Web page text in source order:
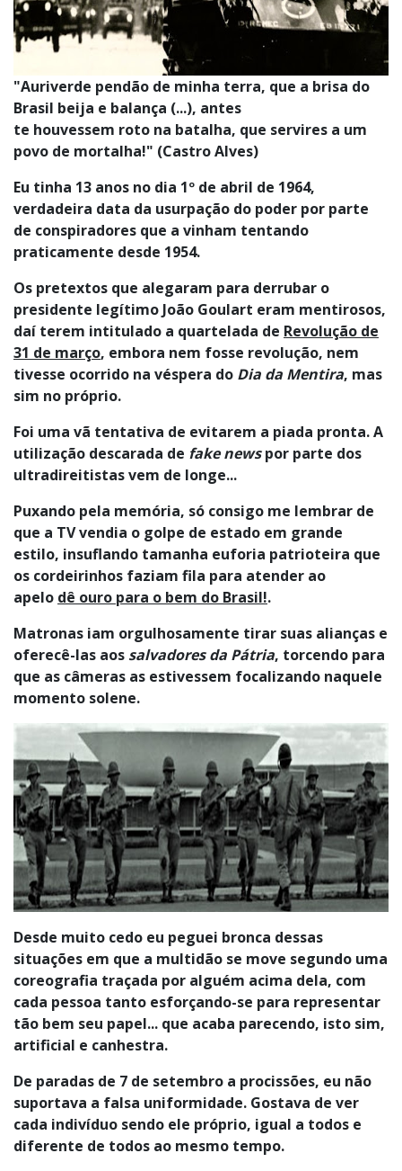
"Auriverde pendão de minha terra, que a brisa do
Brasil beija e balança (...), antes
te houvessem roto na batalha, que servires a um
povo de mortalha!" (Castro Alves)
Eu tinha 13 anos no dia 1º de abril de 1964,
verdadeira data da usurpação do poder por parte
de conspiradores que a vinham tentando
praticamente desde 1954.
Os pretextos que alegaram para derrubar o
presidente legítimo João Goulart eram mentirosos,
daí terem intitulado a quartelada de Revolução de
31 de março, embora nem fosse revolução, nem
tivesse ocorrido na véspera do Dia da Mentira, mas
sim no próprio.
Foi uma vã tentativa de evitarem a piada pronta. A
utilização descarada de fake newspor parte dos
ultradireitistas vem de longe...
Puxando pela memória, só consigo me lembrar de
que a TV vendia o golpe de estado em grande
estilo, insuflando tamanha euforia patrioteira que
os cordeirinhos faziam fila para atender ao
apelo dê ouro para o bem do Brasil!.
Matronas iam orgulhosamente tirar suas alianças e
oferecê-las aos salvadores da Pátria, torcendo para
que as câmeras as estivessem focalizando naquele
momento solene.
Desde muito cedo eu peguei bronca dessas
situações em que a multidão se move segundo uma
coreografia traçada por alguém acima dela, com
cada pessoa tanto esforçando-se para representar
tão bem seu papel... que acaba parecendo, isto sim,
artificial e canhestra.
De paradas de 7 de setembro a procissões, eu não
suportava a falsa uniformidade. Gostava de ver
cada indivíduo sendo ele próprio, igual a todos e
diferente de todos ao mesmo tempo.